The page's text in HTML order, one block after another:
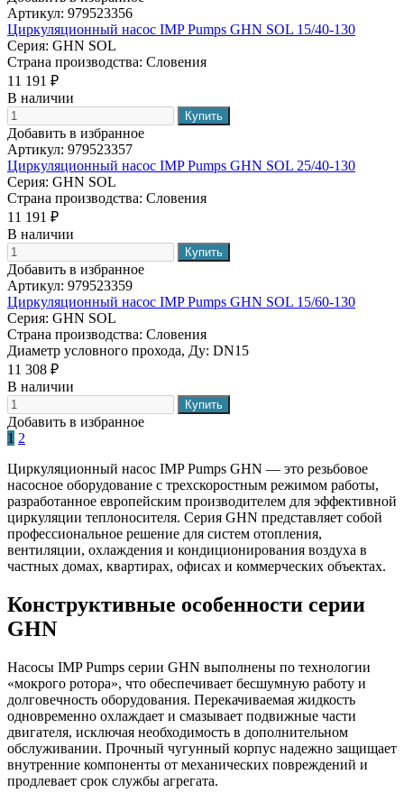
Артикул: 979523356
Циркуляционный насос IMP Pumps GHN SOL 15/40-130
Серия: GHN SOL
Страна производства: Словения
11 191 ₽
В наличии
Добавить в избранное
Артикул: 979523357
Циркуляционный насос IMP Pumps GHN SOL 25/40-130
Серия: GHN SOL
Страна производства: Словения
11 191 ₽
В наличии
Добавить в избранное
Артикул: 979523359
Циркуляционный насос IMP Pumps GHN SOL 15/60-130
Серия: GHN SOL
Страна производства: Словения
Диаметр условного прохода, Ду: DN15
11 308 ₽
В наличии
Добавить в избранное
1 2
Циркуляционный насос IMP Pumps GHN — это резьбовое
насосное оборудование с трехскоростным режимом работы,
разработанное европейским производителем для эффективной
циркуляции теплоносителя. Серия GHN представляет собой
профессиональное решение для систем отопления,
вентиляции, охлаждения и кондиционирования воздуха в
частных домах, квартирах, офисах и коммерческих объектах.
Конструктивные особенности серии
GHN
Насосы IMP Pumps серии GHN выполнены по технологии
«мокрого ротора», что обеспечивает бесшумную работу и
долговечность оборудования. Перекачиваемая жидкость
одновременно охлаждает и смазывает подвижные части
двигателя, исключая необходимость в дополнительном
обслуживании. Прочный чугунный корпус надежно защищает
внутренние компоненты от механических повреждений и
продлевает срок службы агрегата.